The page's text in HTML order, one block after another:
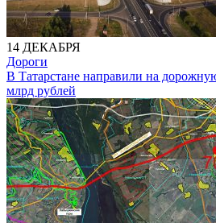
14 ДЕКАБРЯ
Дороги
В Татарстане направили на
млрд рублей